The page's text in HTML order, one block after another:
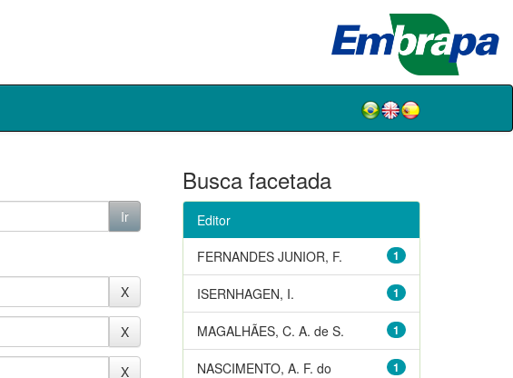
Busca facetada
Editor
1
FERNANDES JUNIOR, F.
1
ISERNHAGEN, I.
1
MAGALHÃES, C. A. de S.
1
NASCIMENTO, A. F. do